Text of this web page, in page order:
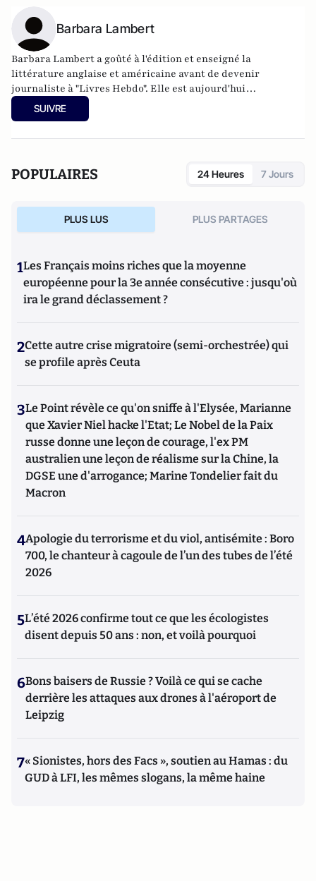
Barbara Lambert
Barbara Lambert a goûté à l'édition et enseigné la
littérature anglaise et américaine avant de devenir
journaliste à "Livres Hebdo". Elle est aujourd'hui
responsable des rubriques société/idées d'Atlantico.fr.
SUIVRE
POPULAIRES 24 Heures 7 Jours
PLUS LUS PLUS PARTAGES
1Les Français moins riches que la moyenne
européenne pour la 3e année consécutive : jusqu'où
ira le grand déclassement ?
2Cette autre crise migratoire (semi-orchestrée) qui
se profile après Ceuta
3Le Point révèle ce qu'on sniffe à l'Elysée, Marianne
que Xavier Niel hacke l'Etat; Le Nobel de la Paix
russe donne une leçon de courage, l'ex PM
australien une leçon de réalisme sur la Chine, la
DGSE une d'arrogance; Marine Tondelier fait du
Macron
4Apologie du terrorisme et du viol, antisémite : Boro
700, le chanteur à cagoule de l’un des tubes de l’été
2026
5L’été 2026 confirme tout ce que les écologistes
disent depuis 50 ans : non, et voilà pourquoi
6Bons baisers de Russie ? Voilà ce qui se cache
derrière les attaques aux drones à l'aéroport de
Leipzig
7« Sionistes, hors des Facs », soutien au Hamas : du
GUD à LFI, les mêmes slogans, la même haine